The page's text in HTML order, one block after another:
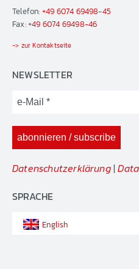
Telefon: +49 6074 69498-45
Fax:+49 6074 69498-46
-> zur Kontaktseite
NEWSLETTER
Datenschutzerklärung|
SPRACHE
English